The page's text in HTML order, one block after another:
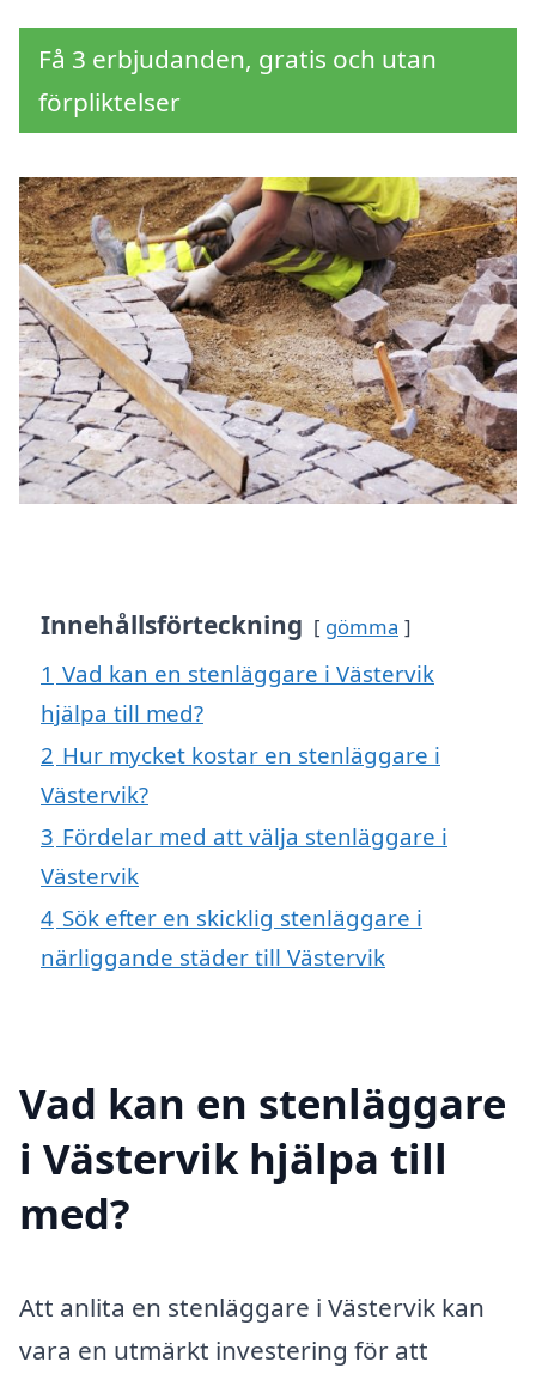
Få 3 erbjudanden, gratis och utan
förpliktelser
Innehållsförteckning gömma
1 Vad kan en stenläggare i Västervik
hjälpa till med?
2 Hur mycket kostar en stenläggare i
Västervik?
3 Fördelar med att välja stenläggare i
Västervik
4 Sök efter en skicklig stenläggare i
närliggande städer till Västervik
Vad kan en stenläggare
i Västervik hjälpa till
med?
Att anlita en stenläggare i Västervik kan
vara en utmärkt investering för att